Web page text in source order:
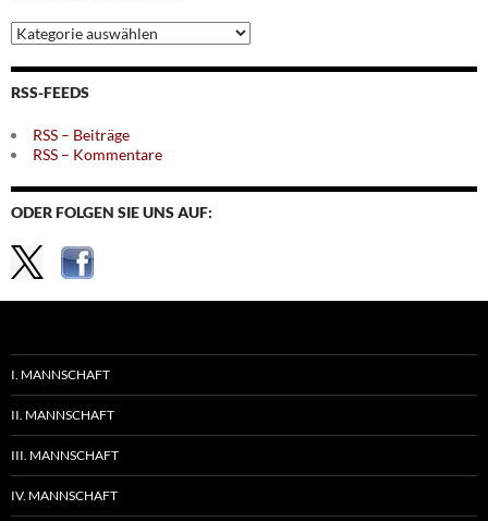
Archiv
nach
Themen
RSS-FEEDS
RSS – Beiträge
RSS – Kommentare
ODER FOLGEN SIE UNS AUF:
I. MANNSCHAFT
II. MANNSCHAFT
III. MANNSCHAFT
IV. MANNSCHAFT